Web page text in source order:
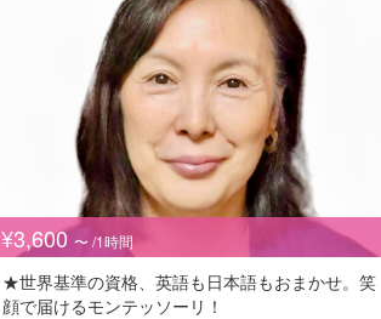
¥3,600 〜 /1時間
★世界基準の資格、英語も日本語もおまかせ。笑
顔で届けるモンテッソーリ！